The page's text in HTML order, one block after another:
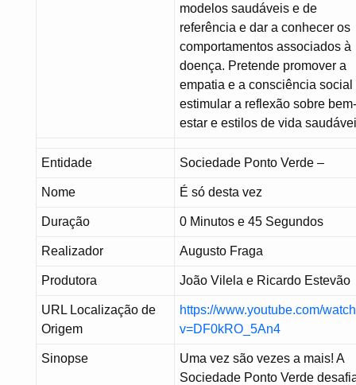
modelos saudáveis e de
referência e dar a conhecer os
comportamentos associados à
doença. Pretende promover a
empatia e a consciência social
estimular a reflexão sobre
estar e estilos de vida
Entidade Sociedade Ponto Verde –
Nome É só desta vez
Duração 0 Minutos e 45 Segundos
Realizador Augusto Fraga
Produtora João Vilela e Ricardo Estevão
URL Localização de
Origem
https://www.youtube.com/
v=DF0kRO_5An4
Sinopse
Uma vez são vezes a mais! A
Sociedade Ponto Verde